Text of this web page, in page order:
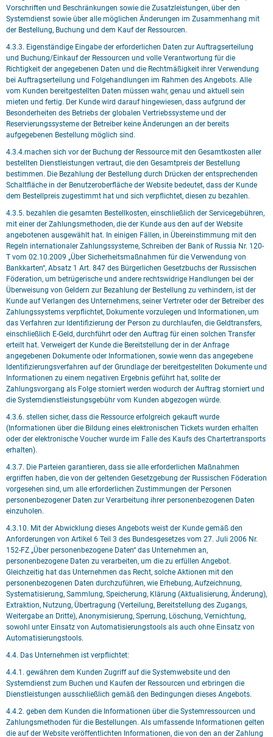
Vorschriften und Beschränkungen sowie die Zusatzleistungen, über den
Systemdienst sowie über alle möglichen Änderungen im Zusammenhang mit
der Bestellung, Buchung und dem Kauf der Ressourcen.
4.3.3. Eigenständige Eingabe der erforderlichen Daten zur Auftragserteilung
und Buchung/Einkauf der Ressourcen und volle Verantwortung für die
Richtigkeit der angegebenen Daten und die Rechtmäßigkeit ihrer Verwendung
bei Auftragserteilung und Folgehandlungen im Rahmen des Angebots. Alle
vom Kunden bereitgestellten Daten müssen wahr, genau und aktuell sein
mieten und fertig. Der Kunde wird darauf hingewiesen, dass aufgrund der
Besonderheiten des Betriebs der globalen Vertriebssysteme und der
Reservierungssysteme der Betreiber keine Änderungen an der bereits
aufgegebenen Bestellung möglich sind.
4.3.4.machen sich vor der Buchung der Ressource mit den Gesamtkosten aller
bestellten Dienstleistungen vertraut, die den Gesamtpreis der Bestellung
bestimmen. Die Bezahlung der Bestellung durch Drücken der entsprechenden
Schaltfläche in der Benutzeroberfläche der Website bedeutet, dass der Kunde
dem Bestellpreis zugestimmt hat und sich verpflichtet, diesen zu bezahlen.
4.3.5. bezahlen die gesamten Bestellkosten, einschließlich der Servicegebühren,
mit einer der Zahlungsmethoden, die der Kunde aus den auf der Website
angebotenen ausgewählt hat. In einigen Fällen, in Übereinstimmung mit den
Regeln internationaler Zahlungssysteme, Schreiben der Bank of Russia Nr. 120-
T vom 02.10.2009 „Über Sicherheitsmaßnahmen für die Verwendung von
Bankkarten“, Absatz 1 Art. 847 des Bürgerlichen Gesetzbuchs der Russischen
Föderation, um betrügerische und andere rechtswidrige Handlungen bei der
Überweisung von Geldern zur Bezahlung der Bestellung zu verhindern, ist der
Kunde auf Verlangen des Unternehmens, seiner Vertreter oder der Betreiber des
Zahlungssystems verpflichtet, Dokumente vorzulegen und Informationen, um
das Verfahren zur Identifizierung der Person zu durchlaufen, die Geldtransfers,
einschließlich E-Geld, durchführt oder den Auftrag für einen solchen Transfer
erteilt hat. Verweigert der Kunde die Bereitstellung der in der Anfrage
angegebenen Dokumente oder Informationen, sowie wenn das angegebene
Identifizierungsverfahren auf der Grundlage der bereitgestellten Dokumente und
Informationen zu einem negativen Ergebnis geführt hat, sollte der
Zahlungsvorgang als Folge storniert werden wodurch der Auftrag storniert und
die Systemdienstleistungsgebühr vom Kunden abgezogen würde.
4.3.6. stellen sicher, dass die Ressource erfolgreich gekauft wurde
(Informationen über die Bildung eines elektronischen Tickets wurden erhalten
oder der elektronische Voucher wurde im Falle des Kaufs des Chartertransports
erhalten).
4.3.7. Die Parteien garantieren, dass sie alle erforderlichen Maßnahmen
ergriffen haben, die von der geltenden Gesetzgebung der Russischen Föderation
vorgesehen sind, um alle erforderlichen Zustimmungen der Personen
personenbezogener Daten zur Verarbeitung ihrer personenbezogenen Daten
einzuholen.
4.3.10. Mit der Abwicklung dieses Angebots weist der Kunde gemäß den
Anforderungen von Artikel 6 Teil 3 des Bundesgesetzes vom 27. Juli 2006 Nr.
152-FZ „Über personenbezogene Daten“ das Unternehmen an,
personenbezogene Daten zu verarbeiten, um die zu erfüllen Angebot.
Gleichzeitig hat das Unternehmen das Recht, solche Aktionen mit den
personenbezogenen Daten durchzuführen, wie Erhebung, Aufzeichnung,
Systematisierung, Sammlung, Speicherung, Klärung (Aktualisierung, Änderung),
Extraktion, Nutzung, Übertragung (Verteilung, Bereitstellung des Zugangs,
Weitergabe an Dritte), Anonymisierung, Sperrung, Löschung, Vernichtung,
sowohl unter Einsatz von Automatisierungstools als auch ohne Einsatz von
Automatisierungstools.
4.4. Das Unternehmen ist verpflichtet:
4.4.1. gewähren dem Kunden Zugriff auf die Systemwebsite und den
Systemdienst zum Buchen und Kaufen der Ressourcen und erbringen die
Dienstleistungen ausschließlich gemäß den Bedingungen dieses Angebots.
4.4.2. geben dem Kunden die Informationen über die Systemressourcen und
Zahlungsmethoden für die Bestellungen. Als umfassende Informationen gelten
die auf der Website veröffentlichten Informationen, die von den an der Zahlung